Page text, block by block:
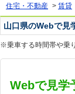
住宅・不動産 > 賃貸
山口県のWebで見
※乗車する時間帯や乗
Webで見学